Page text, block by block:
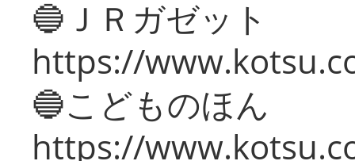
🔵ＪＲガゼット
https://
🔵こどものほん
https://